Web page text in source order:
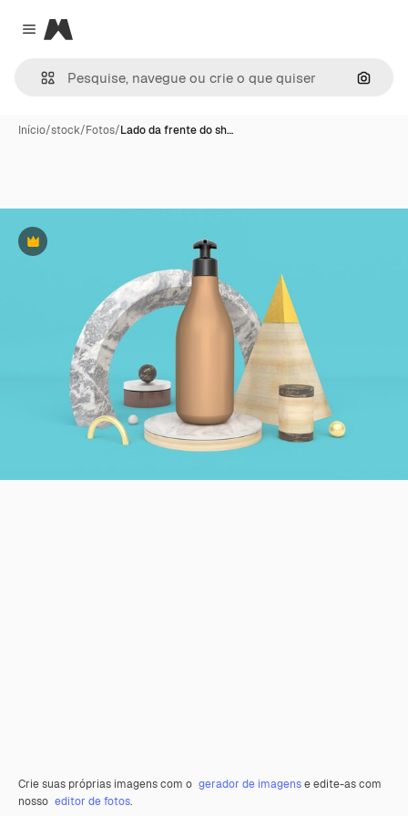
Close menu
Magnific
Início/stock/Fotos/Lado da frente do sh…
Premium
Crie suas próprias imagens com o gerador de imagense edite-as com
nosso editor de fotos.